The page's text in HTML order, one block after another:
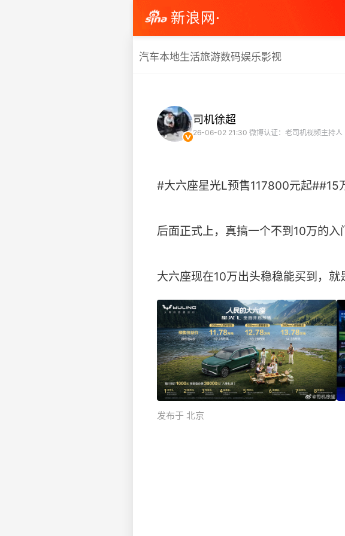
新浪网·
汽车本地生活旅游数码娱乐影视
司机徐超
26-06-02 21:30 微博认证：老司机视频主持人
#大六座星光L预售117800元起##15
后面正式上，真搞一个不到10万的
大六座现在10万出头稳稳能买到，
发布于 北京